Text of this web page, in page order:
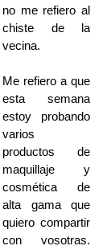
no me refiero al
chiste de la
vecina.
Me refiero a que
esta semana
estoy probando
varios
productos de
maquillaje y
cosmética de
alta gama que
quiero compartir
con vosotras.